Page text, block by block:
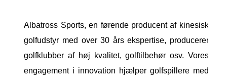
Albatross Sports, en førende producent af kinesisk
golfudstyr med over 30 års ekspertise, producerer
golfklubber af høj kvalitet, golftilbehør osv. Vores
engagement i innovation hjælper golfspillere med